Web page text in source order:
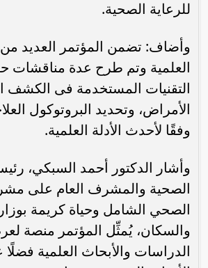
للرعاية الصحية.
وأضاف: تضمن المؤتمر العديد
العلمية وتم طرح عدة مناقشات
التقنيات المستخدمة فى الكشف
الأمراض، وتحديد البروتوكول
وفقًا لأحدث الأدلة العلمية.
وأشار الدكتور أحمد السبكي،
الصحية والمشرف العام على
الصحي الشامل وحياة كريمة
والسكان، يُمثِّل المؤتمر منصة
الدراسات والأبحاث العلمية